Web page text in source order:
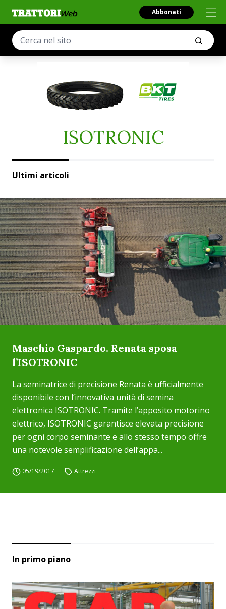
Abbonati
ISOTRONIC
Ultimi articoli
Maschio Gaspardo. Renata sposa
l’ISOTRONIC
La seminatrice di precisione Renata è ufficialmente
disponibile con l’innovativa unità di semina
elettronica ISOTRONIC. Tramite l’apposito motorino
elettrico, ISOTRONIC garantisce elevata precisione
per ogni corpo seminante e allo stesso tempo offre
una notevole semplificazione dell’appa...
05/19/2017 Attrezzi
In primo piano